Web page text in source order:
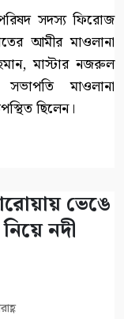
সদস্য ফিরোজ
আমীর মাওলানা
মাস্টার নজরুল
মাওলানা
ছিলেন।
ভেঙে
নদী